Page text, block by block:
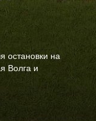
остановки на
Волга и